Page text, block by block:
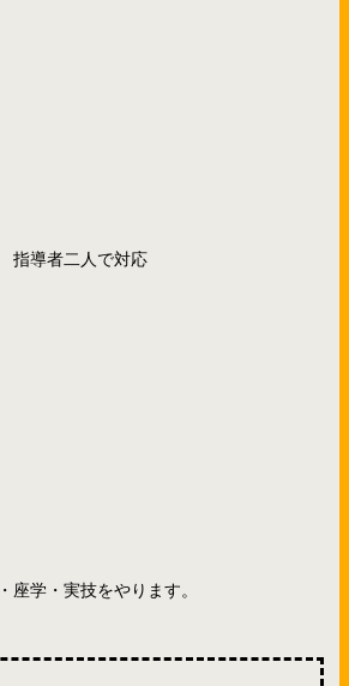
指導者二人で対応
座学・実技をやります。